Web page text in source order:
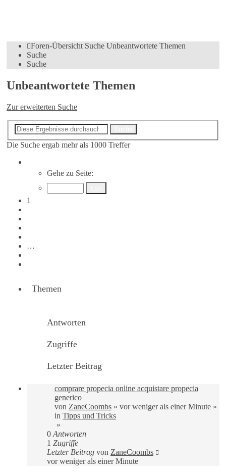
Foren-Übersicht Suche Unbeantwortete Themen
Suche
Suche
Unbeantwortete Themen
Zur erweiterten Suche
Die Suche ergab mehr als 1000 Treffer
Gehe zu Seite:
1
…
Themen
Antworten
Zugriffe
Letzter Beitrag
comprare propecia online acquistare propecia
generico
von ZaneCoombs » vor weniger als einer Minute »
in Tipps und Tricks
»
0 Antworten
1 Zugriffe
Letzter Beitrag von ZaneCoombs
vor weniger als einer Minute